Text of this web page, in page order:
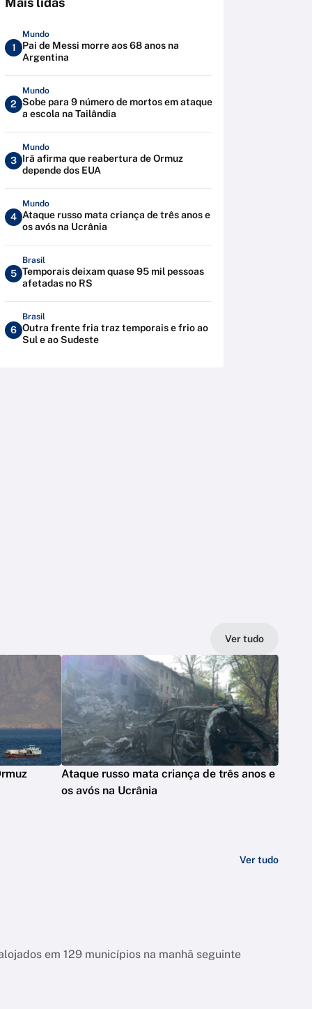
1
Mundo
Pai de Messi morre aos 68 anos na
Argentina
2
Mundo
Sobe para 9 número de mortos em ataque
a escola na Tailândia
3
Mundo
Irã afirma que reabertura de Ormuz
depende dos EUA
4
Mundo
Ataque russo mata criança de três anos e
os avós na Ucrânia
5
Brasil
Temporais deixam quase 95 mil pessoas
afetadas no RS
6
Brasil
Outra frente fria traz temporais e frio ao
Sul e ao Sudeste
Ver tudo
Ataque russo mata criança de três anos e
os avós na Ucrânia
Ver tudo
em 129 municípios na manhã seguinte